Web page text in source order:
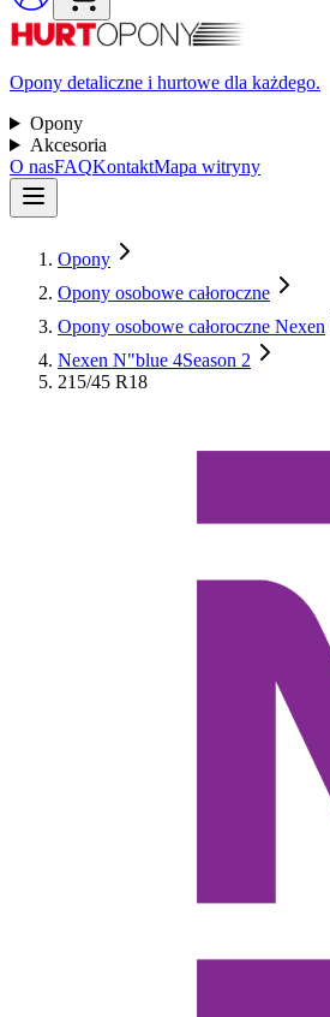
Opony detaliczne i hurtowe dla każdego.
Opony
Akcesoria
O nasFAQKontaktMapa witryny
Opony
Opony osobowe całoroczne
Opony osobowe całoroczne Nexen
Nexen N"blue 4Season 2
215/45 R18